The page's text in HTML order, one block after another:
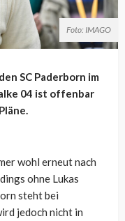
Foto: IMAGO
SC Paderborn im
04 ist offenbar
wohl erneut nach
ohne Lukas
steht bei
jedoch nicht in